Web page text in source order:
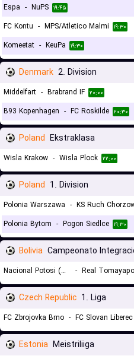
Espa - NuPS ۱۹:۴۵
FC Kontu - MPS/Atletico Malmi ۱۹:۳۰
Komeetat - KeuPa ۱۹:۳۰
Denmark 2. Division
Middelfart - Brabrand IF ۲۰:۰۰
B93 Kopenhagen - FC Roskilde ۲۰:۳۰
Poland Ekstraklasa
Wisla Krakow - Wisla Plock ۲۲:۰۰
Poland 1. Division
Polonia Warszawa - KS Ruch
Polonia Bytom - Pogon Siedlce ۱۹:۳۰
Bolivia Campeonato Integracion
Nacional Potosi (W) -
Czech Republic 1. Liga
FC Zbrojovka Brno - FC Slovan Liberec
Estonia Meistriliiga